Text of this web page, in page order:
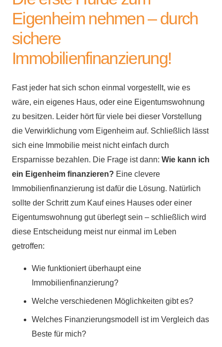
Eigenheim nehmen – durch
sichere
Immobilienfinanzierung!
Fast jeder hat sich schon einmal vorgestellt, wie es
wäre, ein eigenes Haus, oder eine Eigentumswohnung
zu besitzen. Leider hört für viele bei dieser Vorstellung
die Verwirklichung vom Eigenheim auf. Schließlich lässt
sich eine Immobilie meist nicht einfach durch
Ersparnisse bezahlen. Die Frage ist dann: Wie kann ich
ein Eigenheim finanzieren? Eine clevere
Immobilienfinanzierung ist dafür die Lösung. Natürlich
sollte der Schritt zum Kauf eines Hauses oder einer
Eigentumswohnung gut überlegt sein – schließlich wird
diese Entscheidung meist nur einmal im Leben
getroffen:
Wie funktioniert überhaupt eine
Immobilienfinanzierung?
Welche verschiedenen Möglichkeiten gibt es?
Welches Finanzierungsmodell ist im Vergleich das
Beste für mich?